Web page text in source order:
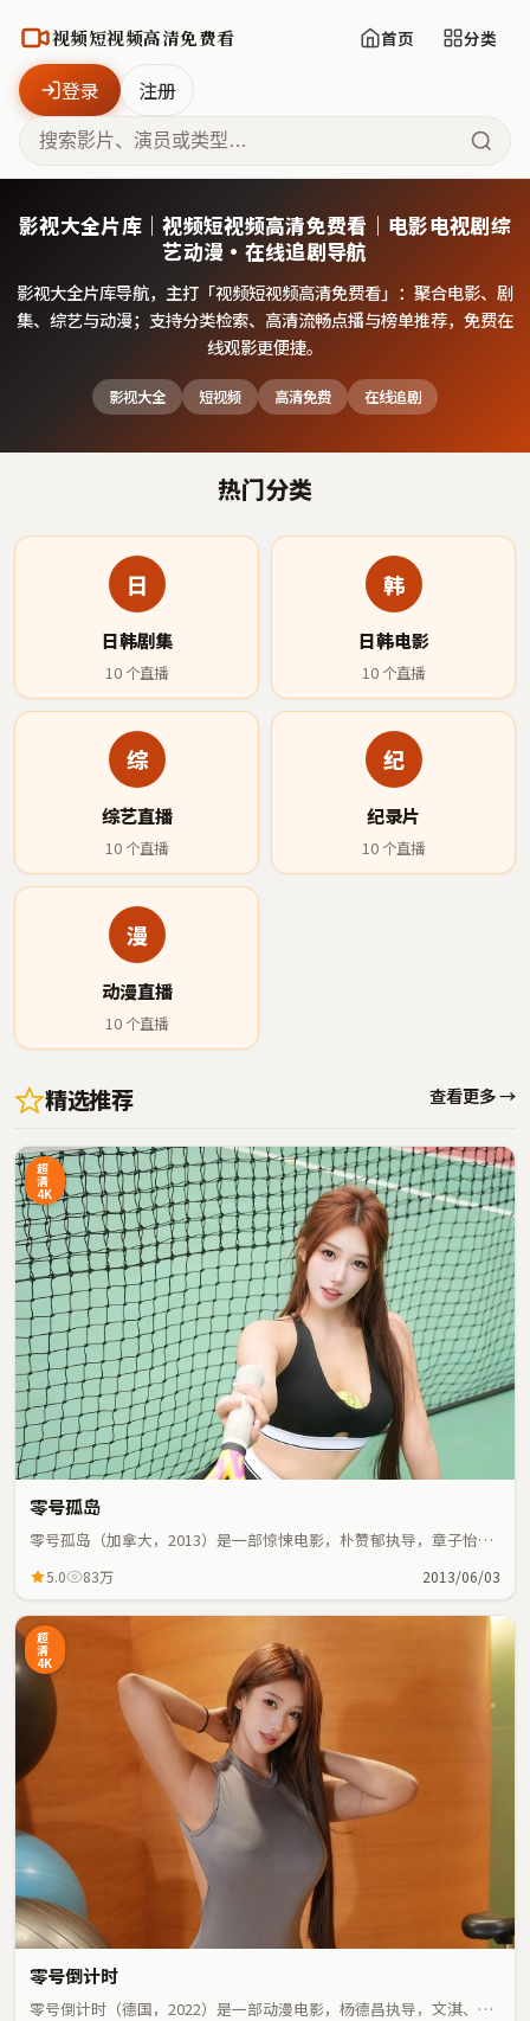
视频短视频高清免费看 首页 分类
登录 注册
影视大全片库｜视频短视频高清免费看｜电影电视剧综
艺动漫·在线追剧导航
影视大全片库导航，主打「视频短视频高清免费看」：聚合电影、剧
集、综艺与动漫；支持分类检索、高清流畅点播与榜单推荐，免费在
线观影更便捷。
影视大全 短视频 高清免费 在线追剧
热门分类
日
日韩剧集
10 个直播
韩
日韩电影
10 个直播
综
综艺直播
10 个直播
纪
纪录片
10 个直播
漫
动漫直播
10 个直播
精选推荐 查看更多 →
超
清
4K
零号孤岛
零号孤岛（加拿大，2013）是一部惊悚电影，朴赞郁执导，章子怡、
5.0 83万 2013/06/03
超
清
4K
零号倒计时
零号倒计时（德国，2022）是一部动漫电影，杨德昌执导，文淇、奥